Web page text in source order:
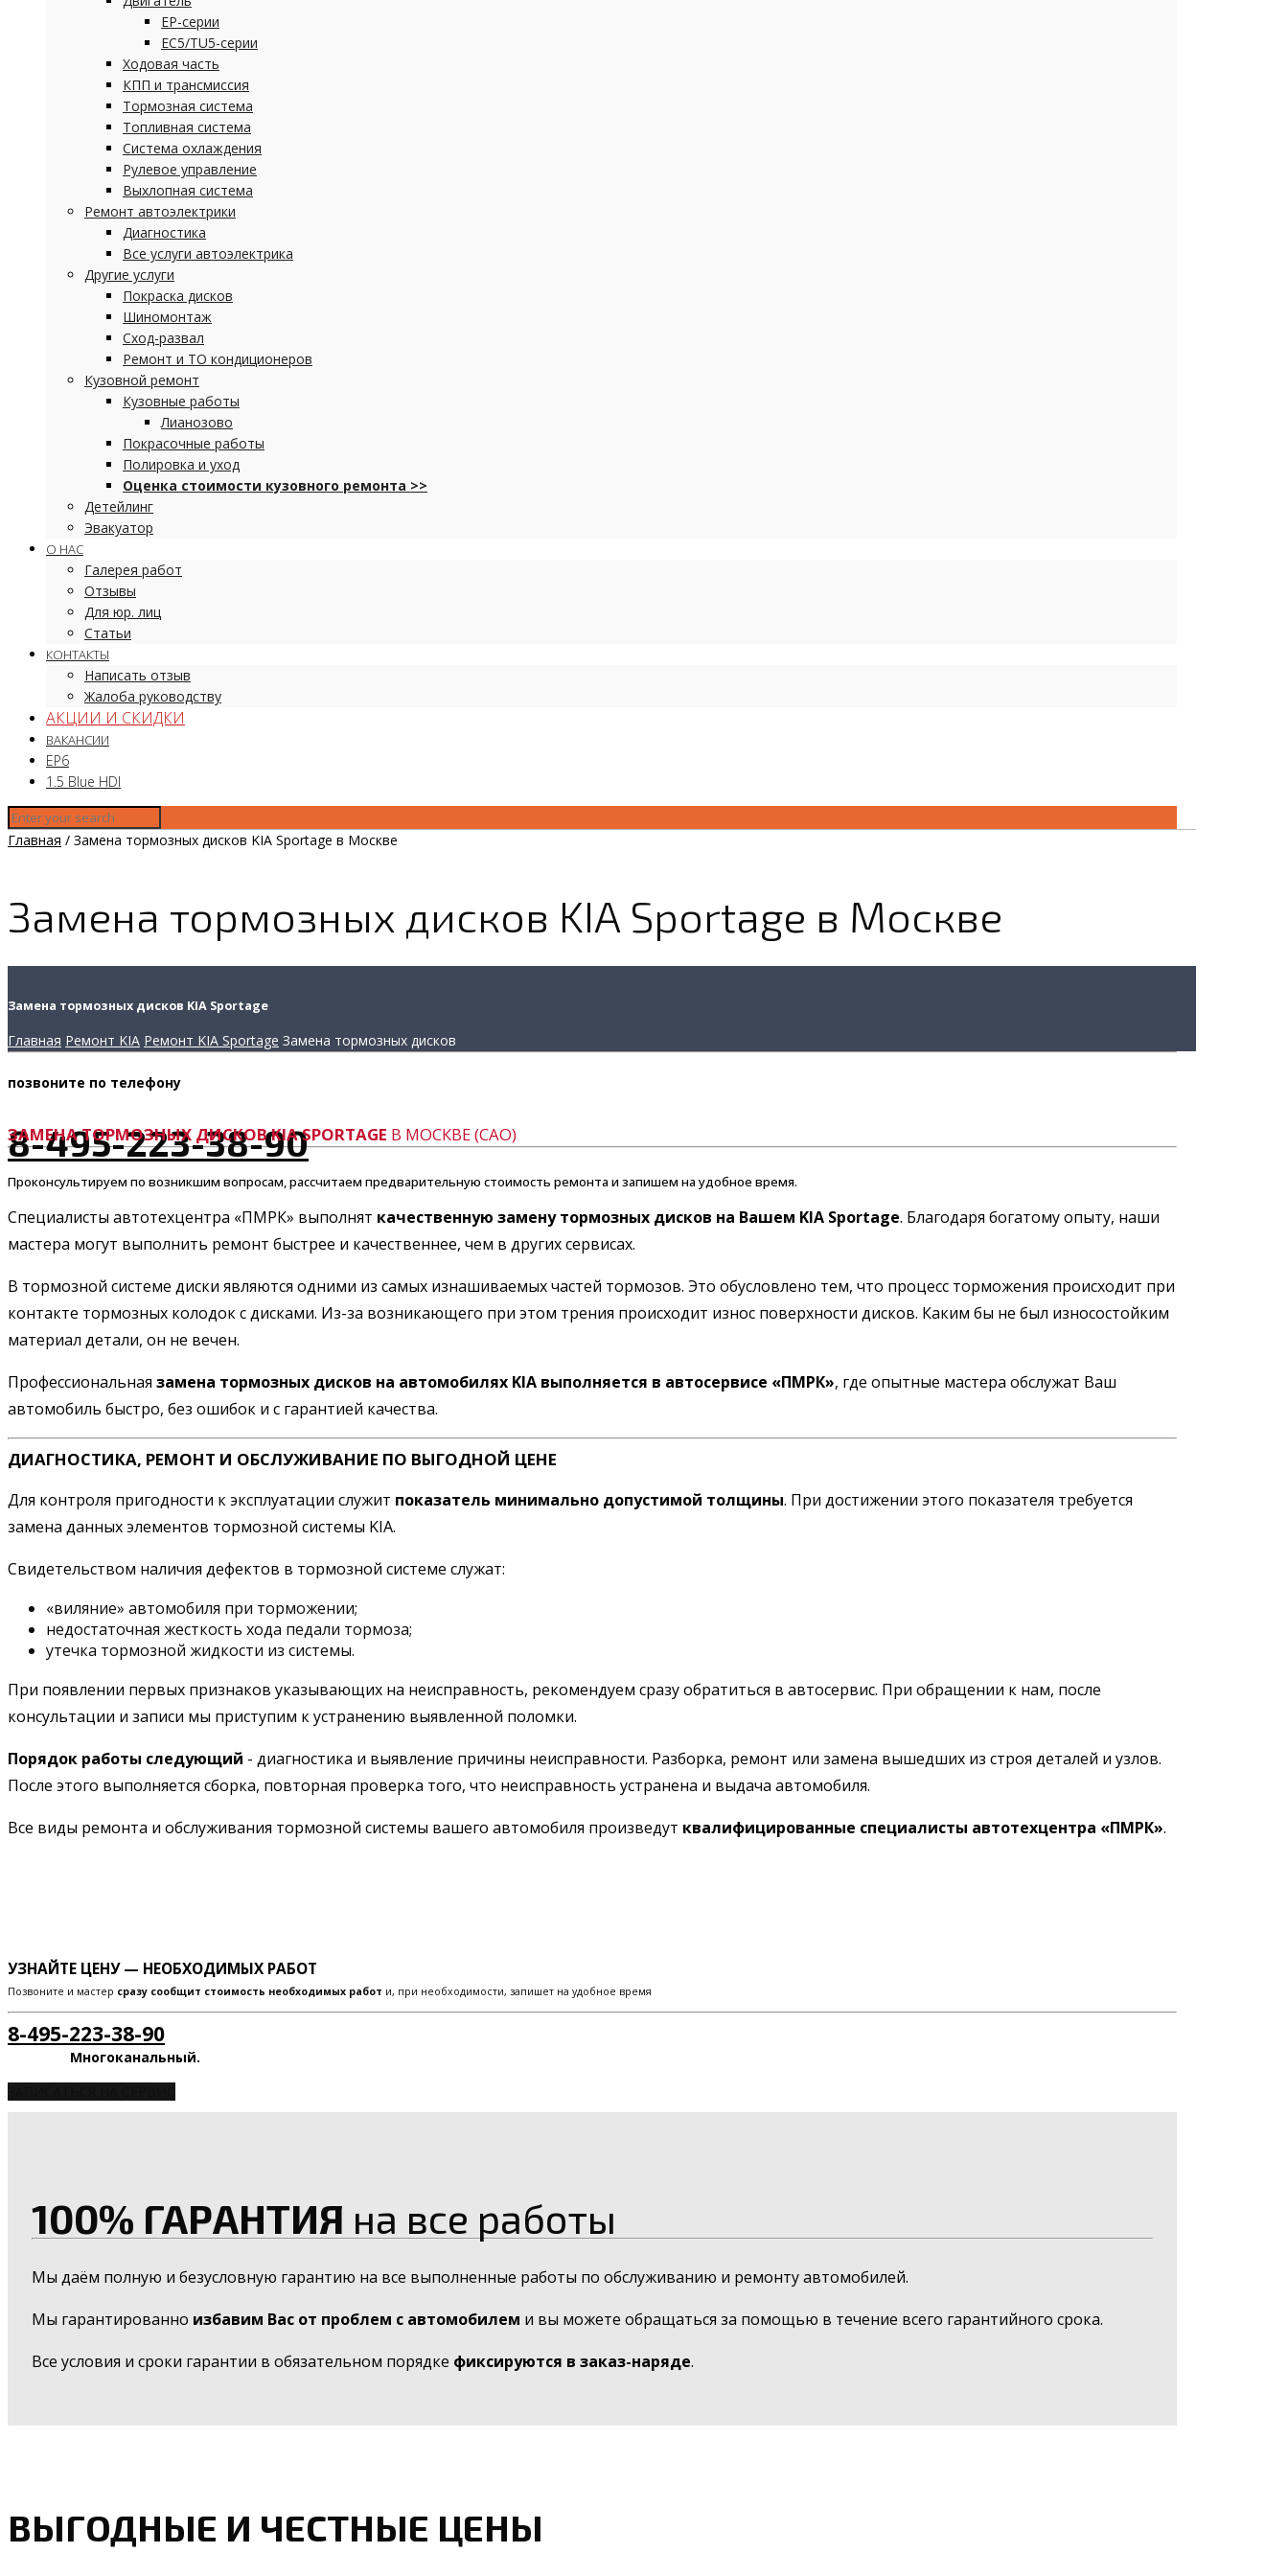
EP-серии
EC5/TU5-серии
Ходовая часть
КПП и трансмиссия
Тормозная система
Топливная система
Система охлаждения
Рулевое управление
Выхлопная система
Ремонт автоэлектрики
Диагностика
Все услуги автоэлектрика
Другие услуги
Покраска дисков
Шиномонтаж
Сход-развал
Ремонт и ТО кондиционеров
Кузовной ремонт
Кузовные работы
Лианозово
Покрасочные работы
Полировка и уход
Оценка стоимости кузовного ремонта >>
Детейлинг
Эвакуатор
О НАС
Галерея работ
Отзывы
Для юр. лиц
Статьи
КОНТАКТЫ
Написать отзыв
Жалоба руководству
АКЦИИ И СКИДКИ
ВАКАНСИИ
EP6
1.5 Blue HDI
Главная / Замена тормозных дисков KIA Sportage в Москве
Замена тормозных дисков KIA Sportage в Москве
Замена тормозных дисков KIA Sportage
Главная Ремонт KIA Ремонт KIA Sportage Замена тормозных дисков
позвоните по телефону
8-495-223-38-90
Проконсультируем по возникшим вопросам, рассчитаем предварительную стоимость ремонта и запишем на удобное время.
ЗАМЕНА ТОРМОЗНЫХ ДИСКОВ KIA SPORTAGE В МОСКВЕ (САО)
Специалисты автотехцентра «ПМРК» выполнят качественную замену тормозных дисков на Вашем KIA Sportage. Благодаря богатому опыту, наши
мастера могут выполнить ремонт быстрее и качественнее, чем в других сервисах.
В тормозной системе диски являются одними из самых изнашиваемых частей тормозов. Это обусловлено тем, что процесс торможения происходит при
контакте тормозных колодок с дисками. Из-за возникающего при этом трения происходит износ поверхности дисков. Каким бы не был износостойким
материал детали, он не вечен.
Профессиональная замена тормозных дисков на автомобилях KIA выполняется в автосервисе «ПМРК», где опытные мастера обслужат Ваш
автомобиль быстро, без ошибок и с гарантией качества.
ДИАГНОСТИКА, РЕМОНТ И ОБСЛУЖИВАНИЕ ПО ВЫГОДНОЙ ЦЕНЕ
Для контроля пригодности к эксплуатации служит показатель минимально допустимой толщины. При достижении этого показателя требуется
замена данных элементов тормозной системы KIA.
Свидетельством наличия дефектов в тормозной системе служат:
«виляние» автомобиля при торможении;
недостаточная жесткость хода педали тормоза;
утечка тормозной жидкости из системы.
При появлении первых признаков указывающих на неисправность, рекомендуем сразу обратиться в автосервис. При обращении к нам, после
консультации и записи мы приступим к устранению выявленной поломки.
Порядок работы следующий - диагностика и выявление причины неисправности. Разборка, ремонт или замена вышедших из строя деталей и узлов.
После этого выполняется сборка, повторная проверка того, что неисправность устранена и выдача автомобиля.
Все виды ремонта и обслуживания тормозной системы вашего автомобиля произведут квалифицированные специалисты автотехцентра «ПМРК».
УЗНАЙТЕ ЦЕНУ — НЕОБХОДИМЫХ РАБОТ
Позвоните и мастер сразу сообщит стоимость необходимых работ и, при необходимости, запишет на удобное время
8-495-223-38-90
Многоканальный.
100% ГАРАНТИЯ на все работы
Мы даём полную и безусловную гарантию на все выполненные работы по обслуживанию и ремонту автомобилей.
Мы гарантированно избавим Вас от проблем с автомобилем и вы можете обращаться за помощью в течение всего гарантийного срока.
Все условия и сроки гарантии в обязательном порядке фиксируются в заказ-наряде.
ВЫГОДНЫЕ И ЧЕСТНЫЕ ЦЕНЫ